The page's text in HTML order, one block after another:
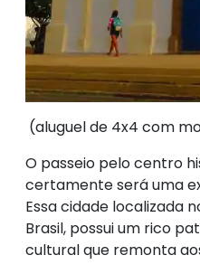
(aluguel de 4x4 com
O passeio pelo centro
certamente será uma
Essa cidade localizada
Brasil, possui um rico
cultural que remonta